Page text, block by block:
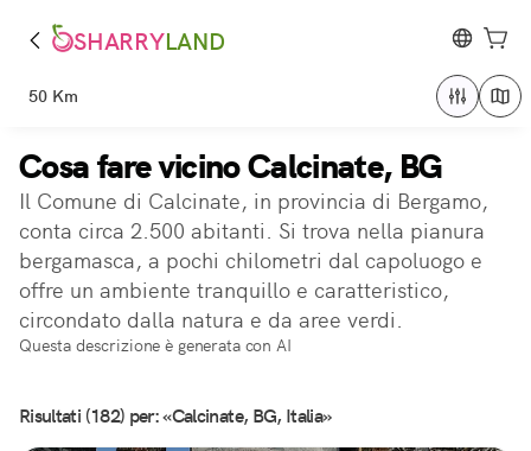
SHARRYLAND
50 Km
Cosa fare vicino Calcinate, BG
Il Comune di Calcinate, in provincia di Bergamo,
conta circa 2.500 abitanti. Si trova nella pianura
bergamasca, a pochi chilometri dal capoluogo e
offre un ambiente tranquillo e caratteristico,
circondato dalla natura e da aree verdi.
Questa descrizione è generata con AI
Risultati (182) per: «Calcinate, BG, Italia»